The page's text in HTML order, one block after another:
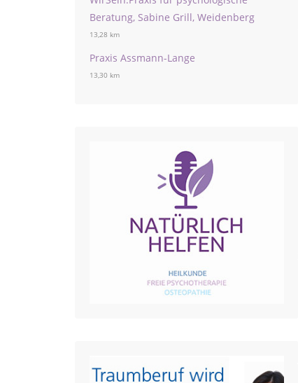
Beratung, Sabine Grill, Weidenberg
13,28 km
Praxis Assmann-Lange
13,30 km